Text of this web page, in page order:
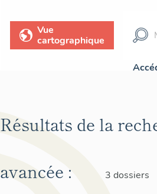
Vue
cartographique
Résultats de la
avancée :
3 dossiers